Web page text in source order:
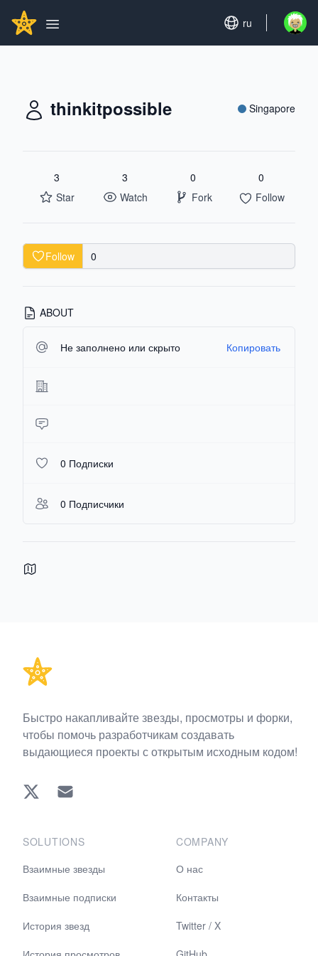
GITHUBSTAR
Open main menu
Set language
ru Open
thinkitpossible Singapore
3
Star
3
Watch
0
Fork
0
Follow
Follow 0
ABOUT
Не заполнено или скрыто Копировать
0 Подписки
0 Подписчики
Быстро накапливайте звезды, просмотры и форки,
чтобы помочь разработчикам создавать
выдающиеся проекты с открытым исходным кодом!
Twitter EMAIL
SOLUTIONS
Взаимные звезды
Взаимные подписки
История звезд
COMPANY
О нас
Контакты
Twitter / X